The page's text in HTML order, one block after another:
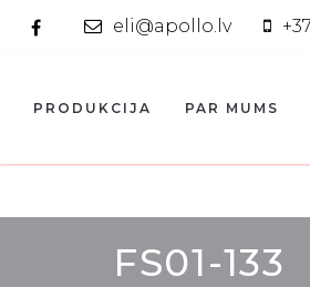
eli@apollo.lv
PRODUKCIJA PAR MUMS
FS01-133